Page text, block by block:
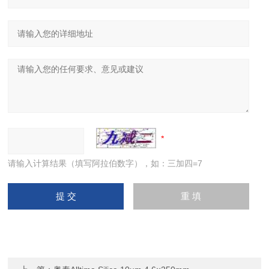
请输入计算结果（填写阿拉伯数字），如：三加四=7